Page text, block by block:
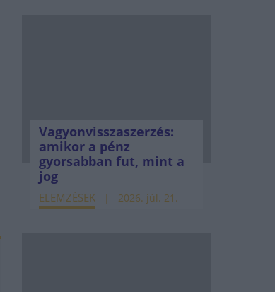
Vagyonvisszaszerzés:
amikor a pénz
gyorsabban fut, mint a
jog
ELEMZÉSEK 2026. júl. 21.